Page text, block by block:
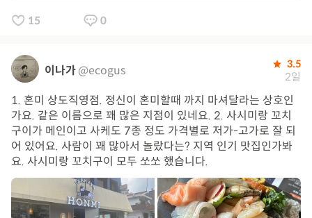
15 0
이나가@ecogus 3.5
2일
1. 혼미 상도직영점. 정신이 혼미할때 까지 마셔달라는 상호인
가요. 같은 이름으로 꽤 많은 지점이 있네요. 2. 사시미랑 꼬치
구이가 메인이고 사케도 7종 정도 가격별로 저가-고가로 잘 되
어 있어요. 사람이 꽤 많아서 놀랐다는? 지역 인기 맛집인가봐
요. 사시미랑 꼬치구이 모두 쏘쏘 했습니다.